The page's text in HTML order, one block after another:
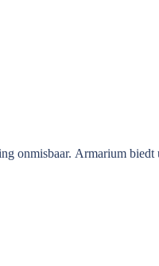
onmisbaar. Armarium